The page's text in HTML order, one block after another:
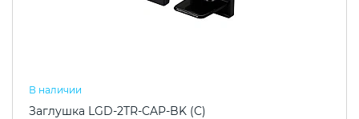
В наличии
Заглушка LGD-2TR-CAP-BK (C)